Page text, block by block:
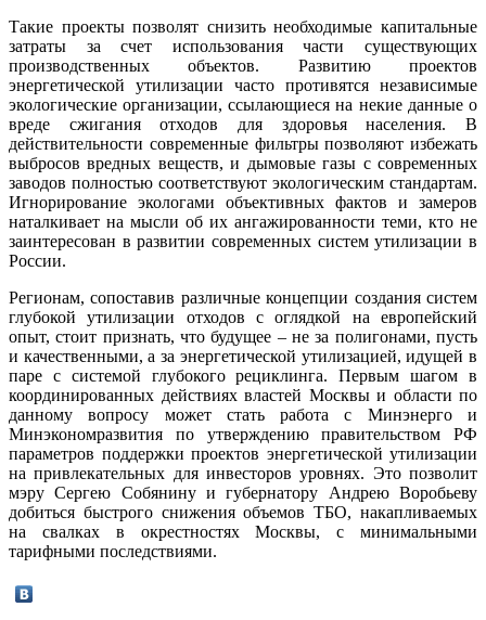
Такие проекты позволят снизить необходимые капитальные
затраты за счет использования части существующих
производственных объектов. Развитию проектов
энергетической утилизации часто противятся независимые
экологические организации, ссылающиеся на некие данные о
вреде сжигания отходов для здоровья населения. В
действительности современные фильтры позволяют избежать
выбросов вредных веществ, и дымовые газы с современных
заводов полностью соответствуют экологическим стандартам.
Игнорирование экологами объективных фактов и замеров
наталкивает на мысли об их ангажированности теми, кто не
заинтересован в развитии современных систем утилизации в
России.
Регионам, сопоставив различные концепции создания систем
глубокой утилизации отходов с оглядкой на европейский
опыт, стоит признать, что будущее – не за полигонами, пусть
и качественными, а за энергетической утилизацией, идущей в
паре с системой глубокого рециклинга. Первым шагом в
координированных действиях властей Москвы и области по
данному вопросу может стать работа с Минэнерго и
Минэкономразвития по утверждению правительством РФ
параметров поддержки проектов энергетической утилизации
на привлекательных для инвесторов уровнях. Это позволит
мэру Сергею Собянину и губернатору Андрею Воробьеву
добиться быстрого снижения объемов ТБО, накапливаемых
на свалках в окрестностях Москвы, с минимальными
тарифными последствиями.